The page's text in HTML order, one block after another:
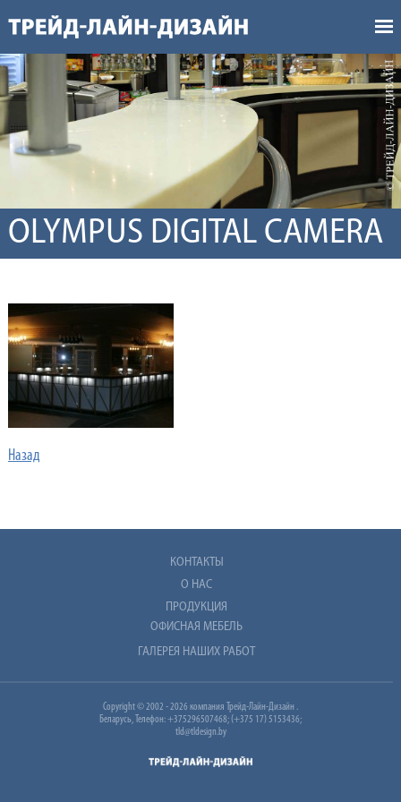
OLYMPUS DIGITAL CAMERA
Назад
КОНТАКТЫ
О НАС
ПРОДУКЦИЯ
ОФИСНАЯ МЕБЕЛЬ
ГАЛЕРЕЯ НАШИХ РАБОТ
Copyright © 2002 - 2026 компания Трейд-Лайн-Дизайн .
Беларусь, Телефон: +375296507468; (+375 17) 5153436;
tld@tldesign.by